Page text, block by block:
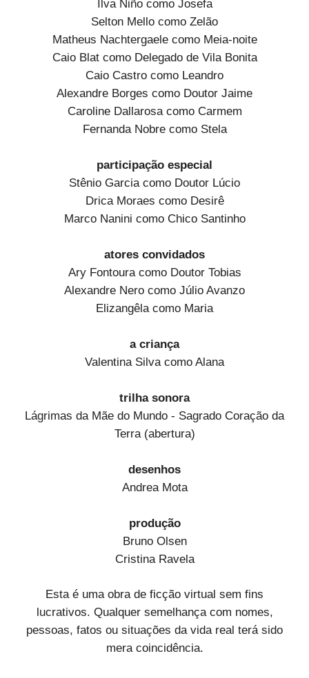
Ilva Niño como Josefa
Selton Mello como Zelão
Matheus Nachtergaele como Meia-noite
Caio Blat como Delegado de Vila Bonita
Caio Castro como Leandro
Alexandre Borges como Doutor Jaime
Caroline Dallarosa como Carmem
Fernanda Nobre como Stela
participação especial
Stênio Garcia como Doutor Lúcio
Drica Moraes como Desirê
Marco Nanini como Chico Santinho
atores convidados
Ary Fontoura como Doutor Tobias
Alexandre Nero como Júlio Avanzo
Elizangêla como Maria
a criança
Valentina Silva como Alana
trilha sonora
Lágrimas da Mãe do Mundo - Sagrado Coração da
Terra (abertura)
desenhos
Andrea Mota
produção
Bruno Olsen
Cristina Ravela
Esta é uma obra de ficção virtual sem fins
lucrativos. Qualquer semelhança com nomes,
pessoas, fatos ou situações da vida real terá sido
mera coincidência.